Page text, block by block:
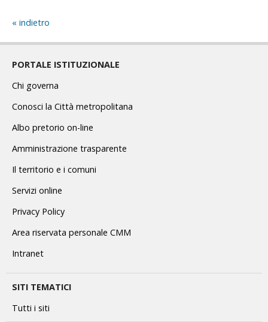
indietro
PORTALE ISTITUZIONALE
Chi governa
Conosci la Città metropolitana
Albo pretorio on-line
Amministrazione trasparente
Il territorio e i comuni
Servizi online
Privacy Policy
Area riservata personale CMM
Intranet
SITI TEMATICI
Tutti i siti